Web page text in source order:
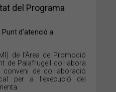
del Programa
d’atenció a
de l’Àrea de Promoció
de Palafrugell col·labora
de col·laboració
per a l’execució del